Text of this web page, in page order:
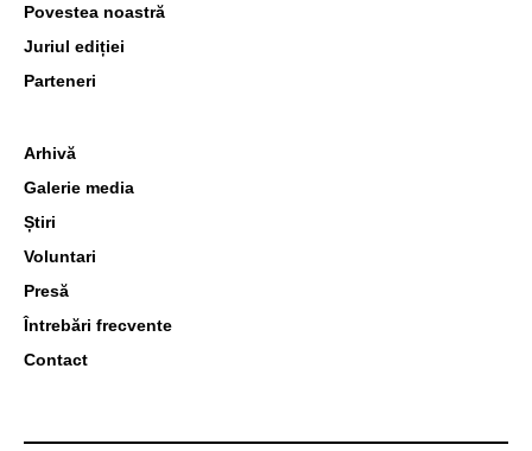
Arhivă
Galerie media
Știri
Voluntari
Presă
Întrebări frecvente
Contact
Povestea noastră
Juriul ediției
Parteneri